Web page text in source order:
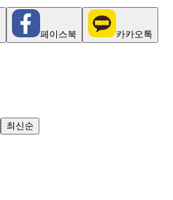
페이스북 카카오톡
최신순